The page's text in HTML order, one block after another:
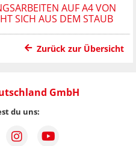
AUF A4 VON
SICH AUS DEM STAUB
Zurück zur Übersicht
GmbH
du uns: